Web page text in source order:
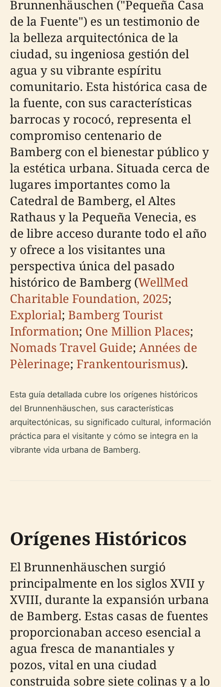
Brunnenhäuschen ("Pequeña Casa
de la Fuente") es un testimonio de
la belleza arquitectónica de la
ciudad, su ingeniosa gestión del
agua y su vibrante espíritu
comunitario. Esta histórica casa de
la fuente, con sus características
barrocas y rococó, representa el
compromiso centenario de
Bamberg con el bienestar público y
la estética urbana. Situada cerca de
lugares importantes como la
Catedral de Bamberg, el Altes
Rathaus y la Pequeña Venecia, es
de libre acceso durante todo el año
y ofrece a los visitantes una
perspectiva única del pasado
histórico de Bamberg (WellMed
Charitable Foundation, 2025;
Explorial; Bamberg Tourist
Information; One Million Places;
Nomads Travel Guide; Années de
Pèlerinage; Frankentourismus).
Esta guía detallada cubre los orígenes históricos
del Brunnenhäuschen, sus características
arquitectónicas, su significado cultural, información
práctica para el visitante y cómo se integra en la
vibrante vida urbana de Bamberg.
Orígenes Históricos
El Brunnenhäuschen surgió
principalmente en los siglos XVII y
XVIII, durante la expansión urbana
de Bamberg. Estas casas de fuentes
proporcionaban acceso esencial a
agua fresca de manantiales y
pozos, vital en una ciudad
construida sobre siete colinas y a lo